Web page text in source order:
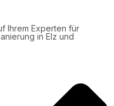
Ihrem Experten für
in Elz und